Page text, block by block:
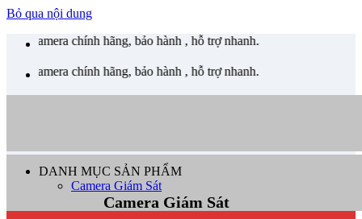
Bỏ qua nội dung
chính hãng, bảo hành , hỗ trợ nhanh.
chính hãng, bảo hành , hỗ trợ nhanh.
DANH MỤC SẢN PHẨM
Camera Giám Sát
Camera Giám Sát